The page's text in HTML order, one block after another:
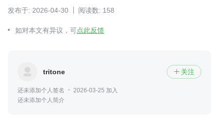
发布于: 2026-04-30 阅读数: 158
如对本文有异议，可点此反馈
tritone  关注
还未添加个人签名
2026-03-25 加入
还未添加个人简介